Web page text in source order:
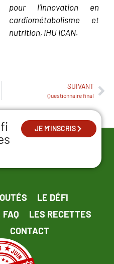
pour l’innovation en
cardiométabolisme et
nutrition, IHU ICAN.
SUIVANT
Questionnaire final
JE M'INSCRIS
LE DÉFI
FAQ
LES RECETTES
CONTACT